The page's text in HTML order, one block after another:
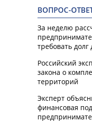
ВОПРОС-
За неделю
требовать долг
Российский
закона о
территорий
Эксперт
финансовая